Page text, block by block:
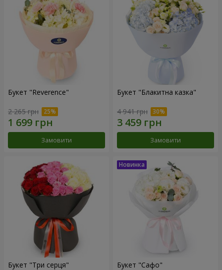
Букет "Reverence"
2 265 грн
Замовити
Букет "Блакитна казка"
4 941 грн
Замовити
Букет "Три серця" Букет "Сафо"